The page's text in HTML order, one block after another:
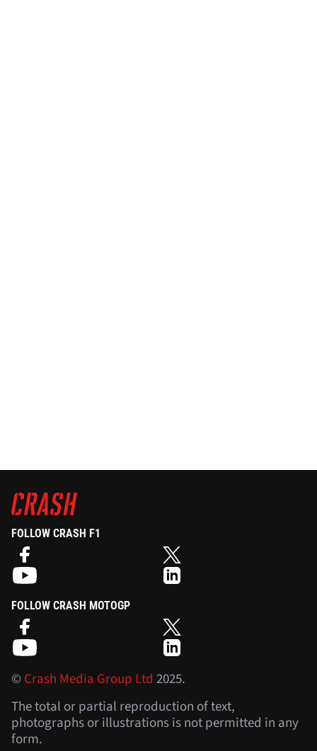
FOLLOW CRASH F1
FOLLOW CRASH MOTOGP
©Crash Media Group Ltd 2025.
The total or partial reproduction of text,
photographs or illustrations is not permitted in any
form.